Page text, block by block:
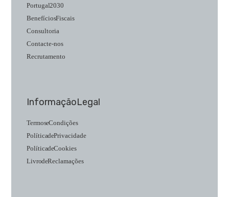
Portugal 2030
Benefícios Fiscais
Consultoria
Contacte-nos
Recrutamento
Informação Legal
Termos e Condições
Política de Privacidade
Política de Cookies
Livro de Reclamações